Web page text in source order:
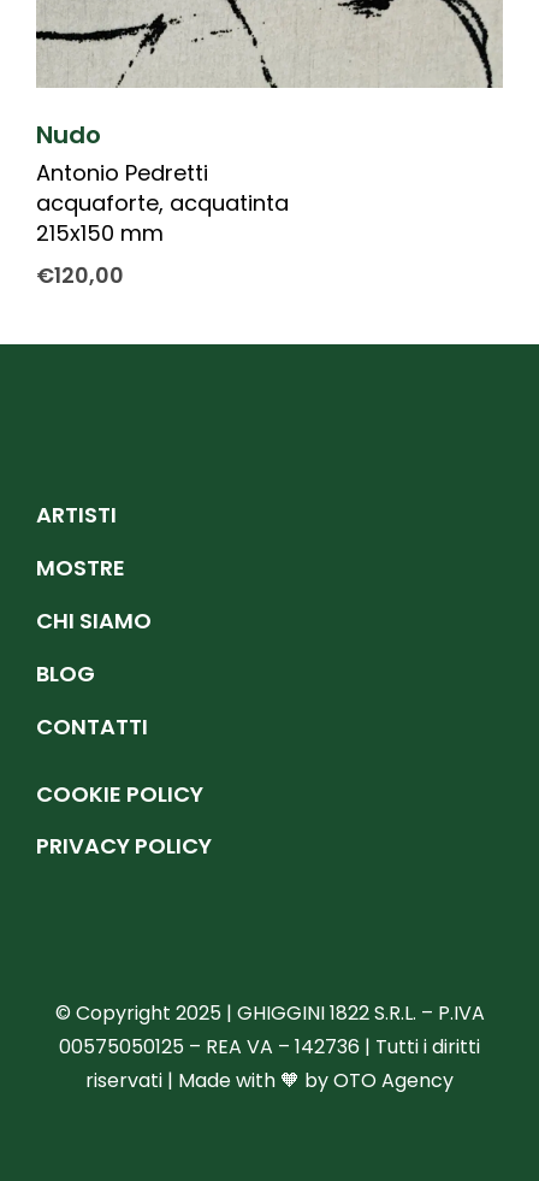
Nudo
Antonio Pedretti
acquaforte, acquatinta
215x150 mm
€120,00
ARTISTI
MOSTRE
CHI SIAMO
BLOG
CONTATTI
COOKIE POLICY
PRIVACY POLICY
© Copyright 2025 | GHIGGINI 1822 S.R.L. – P.IVA
00575050125 – REA VA – 142736 | Tutti i diritti
riservati | Made with 🧡 byOTO Agency